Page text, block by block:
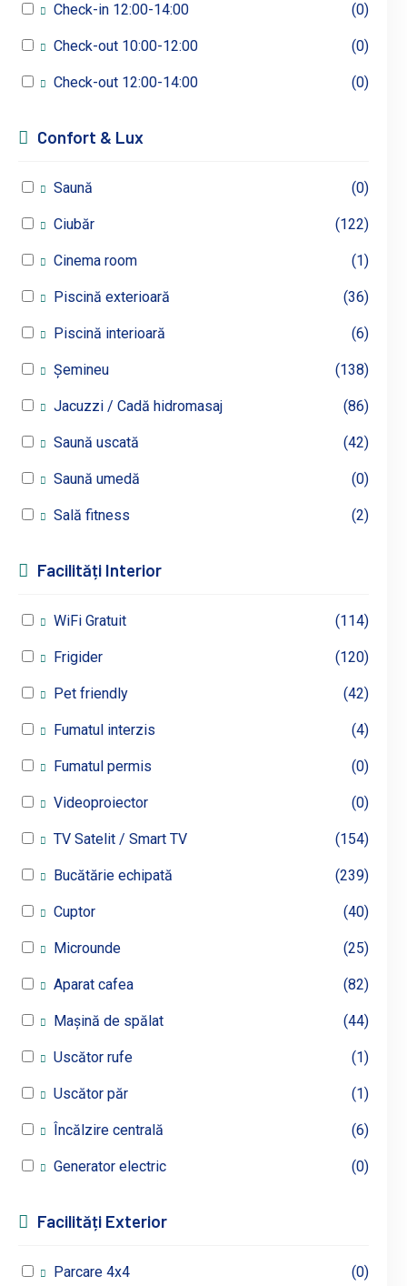
Check-in 12:00-14:00 (0)
Check-out 10:00-12:00 (0)
Check-out 12:00-14:00 (0)
Confort & Lux
Saună (0)
Ciubăr (122)
Cinema room (1)
Piscină exterioară (36)
Piscină interioară (6)
Șemineu (138)
Jacuzzi / Cadă hidromasaj (86)
Saună uscată (42)
Saună umedă (0)
Sală fitness (2)
Facilități Interior
WiFi Gratuit (114)
Frigider (120)
Pet friendly (42)
Fumatul interzis (4)
Fumatul permis (0)
Videoproiector (0)
TV Satelit / Smart TV (154)
Bucătărie echipată (239)
Cuptor (40)
Microunde (25)
Aparat cafea (82)
Mașină de spălat (44)
Uscător rufe (1)
Uscător păr (1)
Încălzire centrală (6)
Generator electric (0)
Facilități Exterior
Parcare 4x4 (0)